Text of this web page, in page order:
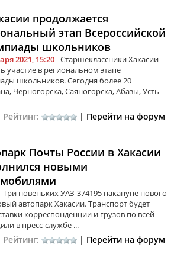
продолжается
этап Всероссийской
школьников
2021, 15:20- Старшеклассники Хакасии
в региональном этапе
школьников. Сегодня более 20
Черногорска, Саяногорска, Абазы, Усть-
Рейтинг: | Перейти на форум
Почты России в Хакасии
новыми
Три новеньких УАЗ-374195 накануне нового
автопарк Хакасии. Транспорт будет
корреспонденции и грузов по всей
в пресс-службе ...
Рейтинг: | Перейти на форум